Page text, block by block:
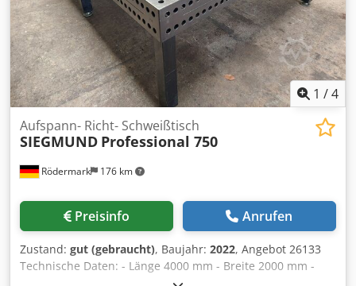
1 /4
Rödermark 176 km
Aufspann- Richt- Schweißtisch
SIEGMUND Professional 750
Preisinfo Anrufen
Zustand: gut (gebraucht), Baujahr: 2022, Angebot 26133
Technische Daten: - Länge 4000 mm - Breite 2000 mm -
Plattenhöhe 200 mm - Wandstärke 25 mm -